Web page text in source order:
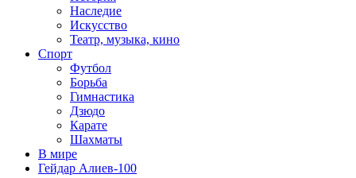
Наследие
Искусство
Театр, музыка, кино
Спорт
Футбол
Борьба
Гимнастика
Дзюдо
Карате
Шахматы
В мире
Гейдар Алиев-100